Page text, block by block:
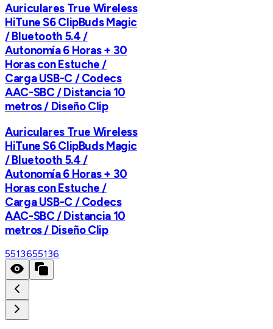
Auriculares True Wireless
HiTune S6 ClipBuds Magic
/ Bluetooth 5.4 /
Autonomía 6 Horas + 30
Horas con Estuche /
Carga USB-C / Codecs
AAC-SBC / Distancia 10
metros / Diseño Clip
Auriculares True Wireless
HiTune S6 ClipBuds Magic
/ Bluetooth 5.4 /
Autonomía 6 Horas + 30
Horas con Estuche /
Carga USB-C / Codecs
AAC-SBC / Distancia 10
metros / Diseño Clip
5513655136